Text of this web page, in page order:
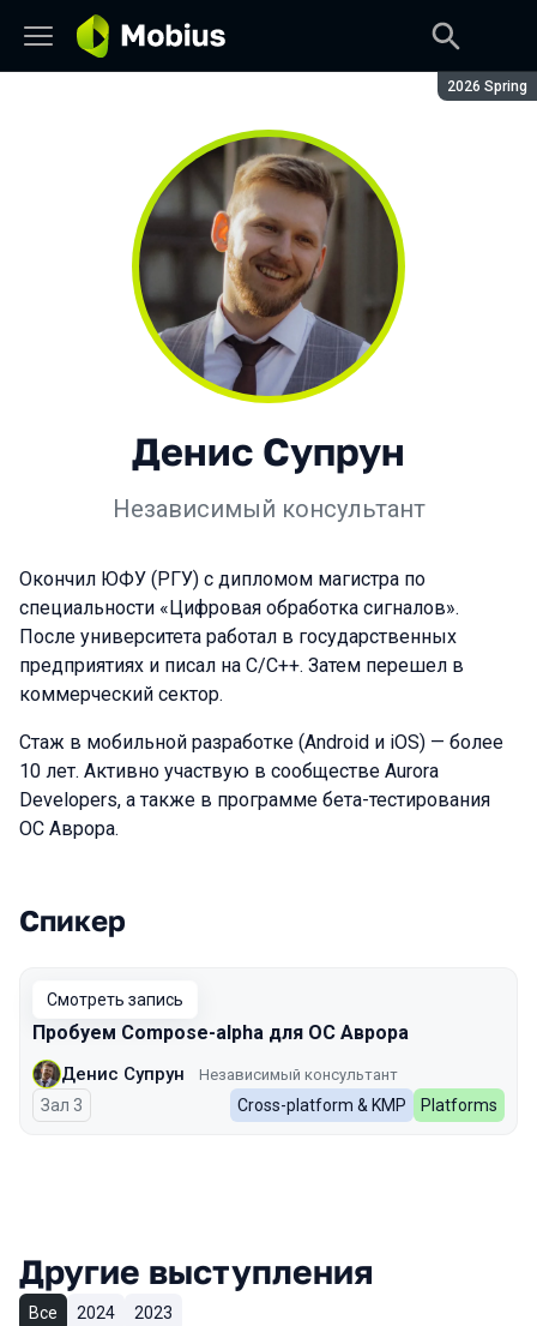
Сезон:
2026 Spring
Денис Супрун
Независимый консультант
Окончил ЮФУ (РГУ) с дипломом магистра по
специальности «Цифровая обработка сигналов».
После университета работал в государственных
предприятиях и писал на С/С++. Затем перешел в
коммерческий сектор.
Cтаж в мобильной разработке (Android и iOS) — более
10 лет. Активно участвую в сообществе Aurora
Developers, а также в программе бета-тестирования
ОС Аврора.
Выступления в сезоне 2026 Spring
Спикер
Смотреть запись
Пробуем Сompose-alpha для ОС Аврора
Денис Супрун Независимый консультант
Зал 3 Cross-platform & KMP Platforms
Другие выступления
Все 2024 2023